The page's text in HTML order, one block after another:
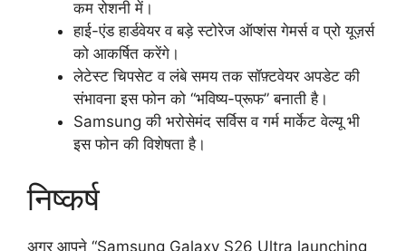
कम रोशनी में।
हाई-एंड हार्डवेयर व बड़े स्टोरेज ऑप्शंस गेमर्स व प्रो यूज़र्स
को आकर्षित करेंगे।
लेटेस्ट चिपसेट व लंबे समय तक सॉफ़्टवेयर अपडेट की
संभावना इस फोन को “भविष्य-प्रूफ” बनाती है।
Samsung की भरोसेमंद सर्विस व गर्म मार्केट वेल्यू भी
इस फोन की विशेषता है।
निष्कर्ष
अगर आपने “Samsung Galaxy S26 Ultra launching